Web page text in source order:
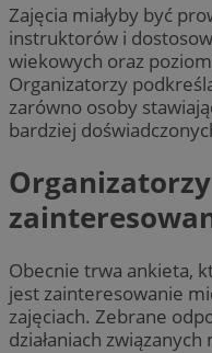
Zajęcia miałyby być
instruktorów i
wiekowych oraz
Organizatorzy
zarówno osoby
bardziej
Obecnie trwa ankieta,
jest zainteresowanie
zajęciach. Zebrane
działaniach